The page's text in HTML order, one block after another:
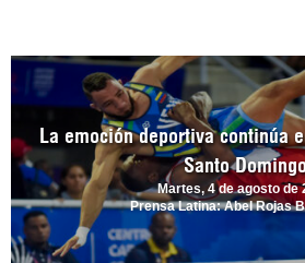
La emoción deportiva continúa
Santo
Martes, 4 de agosto de
Prensa Latina: Abel Rojas